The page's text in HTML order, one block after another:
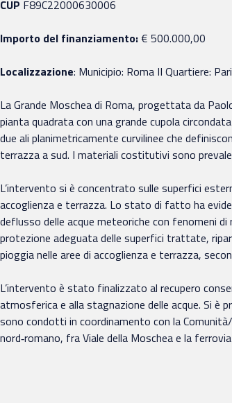
CUP F89C22000630006
Importo del finanziamento:€ 500.000,00
Localizzazione: Municipio: Roma II Quartiere:
La Grande Moschea di Roma, progettata da
pianta quadrata con una grande cupola
due ali planimetricamente curvilinee che
terrazza a sud. I materiali costitutivi sono
L’intervento si è concentrato sulle superfici
accoglienza e terrazza. Lo stato di fatto ha
deflusso delle acque meteoriche con fenomeni
protezione adeguata delle superfici trattate,
pioggia nelle aree di accoglienza e terrazza,
L’intervento è stato finalizzato al recupero
atmosferica e alla stagnazione delle acque. Si
sono condotti in coordinamento con la
nord‑romano, fra Viale della Moschea e la